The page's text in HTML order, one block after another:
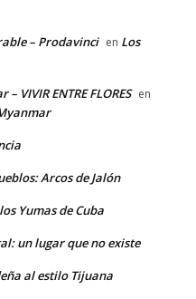
– Prodavinci en Los
VIVIR ENTRE FLORES en
Arcos de Jalón
Yumas de Cuba
un lugar que no existe
al estilo Tijuana